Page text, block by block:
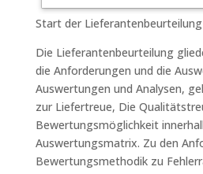
Start der Lieferantenbeurteilung
Die Lieferantenbeurteilung
die Anforderungen und die
Auswertungen und Analysen,
zur Liefertreue, Die
Bewertungsmöglichkeit
Auswertungsmatrix. Zu den
Bewertungsmethodik zu